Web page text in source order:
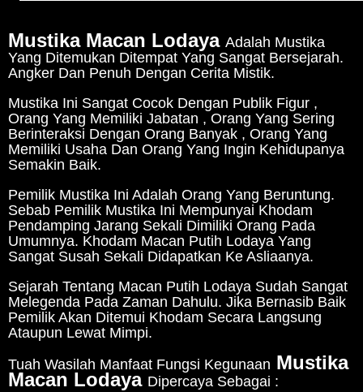
Mustika Macan Lodaya Adalah Mustika
Yang Ditemukan Ditempat Yang Sangat Bersejarah.
Angker Dan Penuh Dengan Cerita Mistik.
Mustika Ini Sangat Cocok Dengan Publik Figur ,
Orang Yang Memiliki Jabatan , Orang Yang Sering
Berinteraksi Dengan Orang Banyak , Orang Yang
Memiliki Usaha Dan Orang Yang Ingin Kehidupanya
Semakin Baik.
Pemilik Mustika Ini Adalah Orang Yang Beruntung.
Sebab Pemilik Mustika Ini Mempunyai Khodam
Pendamping Jarang Sekali Dimiliki Orang Pada
Umumnya. Khodam Macan Putih Lodaya Yang
Sangat Susah Sekali Didapatkan Ke Asliaanya.
Sejarah Tentang Macan Putih Lodaya Sudah Sangat
Melegenda Pada Zaman Dahulu. Jika Bernasib Baik
Pemilik Akan Ditemui Khodam Secara Langsung
Ataupun Lewat Mimpi.
Tuah Wasilah Manfaat Fungsi Kegunaan Mustika
Macan Lodaya Dipercaya Sebagai :